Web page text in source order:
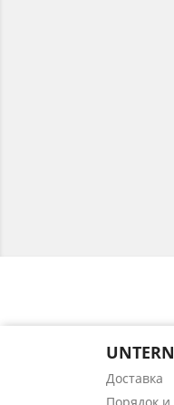
Доставка